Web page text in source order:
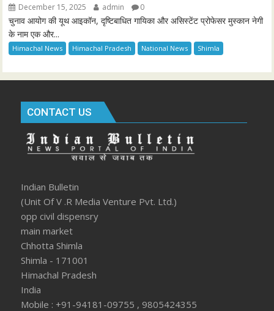
December 15, 2025 admin 0
चुनाव आयोग की यूथ आइकॉन, दृष्टिबाधित गायिका और असिस्टेंट प्रोफेसर मुस्कान नेगी
के नाम एक और...
Himachal News Himachal Pradesh National News Shimla
CONTACT US
Indian Bulletin
(Unit Of V .R Media Venture Pvt. Ltd.)
opp civil dispensry
main market
Chhotta Shimla
Shimla - 171001
Himachal Pradesh
India
Mobile : +91-94181-09755 , 9805424355